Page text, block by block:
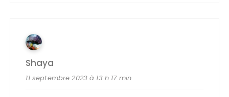
Shaya
11 septembre 2023 à 13 h 17 min